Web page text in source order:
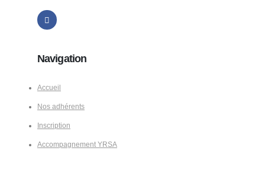
Navigation
Accueil
Nos adhérents
Inscription
Accompagnement YRSA